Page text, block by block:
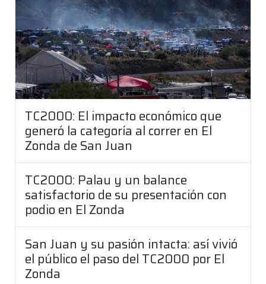
TC2000: El impacto económico que
generó la categoría al correr en El
Zonda de San Juan
TC2000: Palau y un balance
satisfactorio de su presentación con
podio en El Zonda
San Juan y su pasión intacta: así vivió
el público el paso del TC2000 por El
Zonda